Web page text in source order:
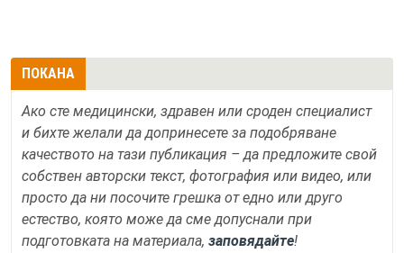
ПОКАНА
Ако сте медицински, здравен или сроден специалист
и бихте желали да допринесете за подобряване
качеството на тази публикация – да предложите свой
собствен авторски текст, фотография или видео, или
просто да ни посочите грешка от едно или друго
естество, която може да сме допуснали при
подготовката на материала, заповядайте!